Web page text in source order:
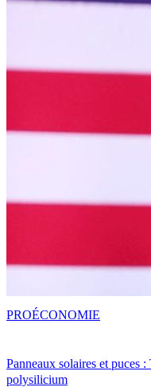
Panneaux solaires et puces
polysilicium
PROÉCONOMIE